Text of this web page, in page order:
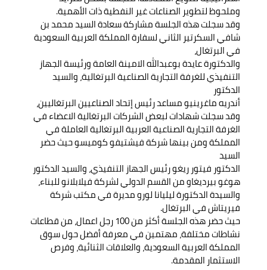
وملحوظ لتطوير الصناعات غير النفطية ذات الأهمية.
وقد سجلت هذه الجلسة مشاركة سعادة السيد محمد بن
شافي السكرتير الثاني لسفارة المملكة العربية السعودية
في البرتغال،
والدكتورة عايدة بوعبدالله الامينة العامة ورئيسة الجهاز
التنفيذي للغرفة التجارية الصناعية البرتغالية، والسيد
الدكتور
أندريه ماغرينيو مساعد رئيس إتحاد الصناعيين البرتغاليين،
وقد سجلت شهادات لبعض الشركات البرتغالية الاعضاء في
الغرفة التجارية الصناعية العربية البرتغالية العاملة في
المملكة ومن بينها شركة فيشتيفو كوميسو حيث حضر
السيد
الدكتور فيتور ريغو رئيس الجهاز التنفيذي، والسيد الدكتور
هوغو بيرديغاو من القسم الدولي لشركة فيلابلانو للبناء،
والسيدة الدكتورة ليليانا لورو مديرة في مكتب شركة
فيريتاش في البرتغال.
حيث حضر هذه الجلسة أكثر من 100 رجل اعمال، من قطاعات
نشاطات مختلفة، مهتمين في معرفة أفضل حول سوق
المملكة العربية السعودية، والعلاقات الثنائية، وفرص
الاستثمار المقدمة.